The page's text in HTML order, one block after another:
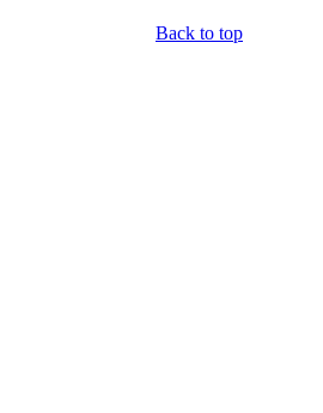
Back to top